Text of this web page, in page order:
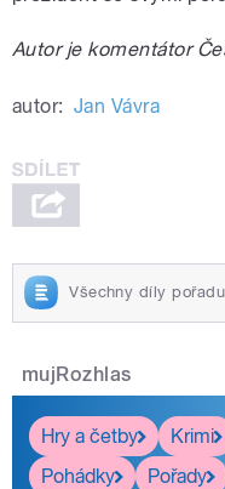
Autor je komentátor
autor: Jan Vávra
Všechny díly
mujRozhlas
Hry a četby
Krimi
Pohádky
Pořady